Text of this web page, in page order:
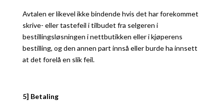
Avtalen er likevel ikke bindende hvis det har forekommet
skrive- eller tastefeil i tilbudet fra selgeren i
bestillingsløsningen i nettbutikken eller i kjøperens
bestilling, og den annen part innså eller burde ha innsett
at det forelå en slik feil.
5] Betaling